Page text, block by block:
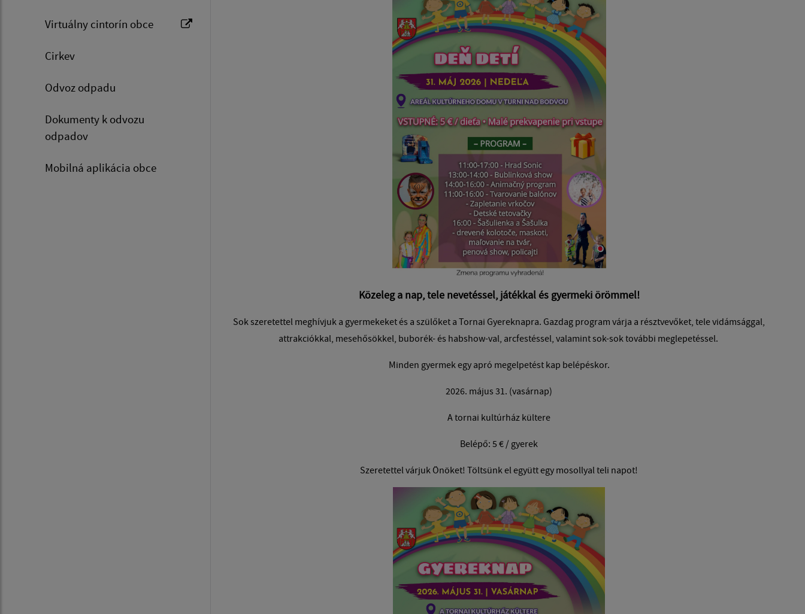
Virtuálny cintorín obce
Cirkev
Odvoz odpadu
Dokumenty k odvozu
odpadov
Mobilná aplikácia obce
Közeleg a nap, tele nevetéssel, játékkal és gyermeki örömmel!
Sok szeretettel meghívjuk a gyermekeket és a szülőket a Tornai Gyereknapra. Gazdag program várja a résztvevőket, tele vidámsággal,
attrakciókkal, mesehősökkel, buborék- és habshow-val, arcfestéssel, valamint sok-sok további meglepetéssel.
Minden gyermek egy apró megelpetést kap belépéskor.
2026. május 31. (vasárnap)
A tornai kultúrház kültere
Belépő: 5 € / gyerek
Szeretettel várjuk Önöket! Töltsünk el együtt egy mosollyal teli napot!